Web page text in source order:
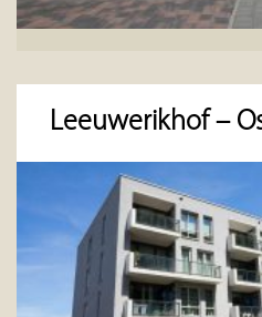
Leeuwerikhof –